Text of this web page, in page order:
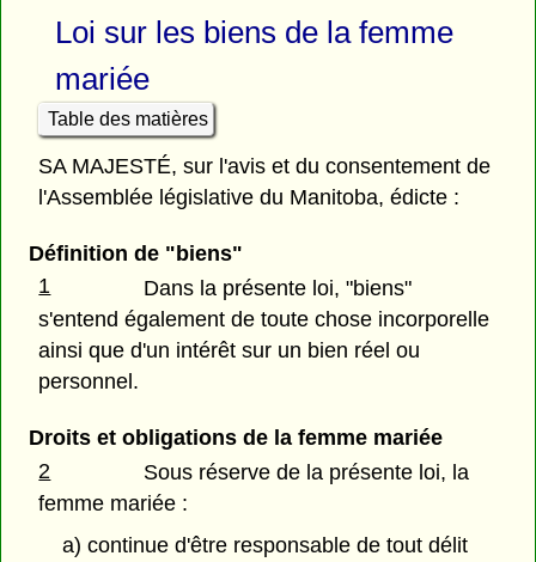
Loi sur les biens de la femme
mariée
Table des matières
SA MAJESTÉ, sur l'avis et du consentement de
l'Assemblée législative du Manitoba, édicte :
Définition de "biens"
1
Dans la présente loi, "biens"
s'entend également de toute chose incorporelle
ainsi que d'un intérêt sur un bien réel ou
personnel.
Droits et obligations de la femme mariée
2
Sous réserve de la présente loi, la
femme mariée :
a) continue d'être responsable de tout délit